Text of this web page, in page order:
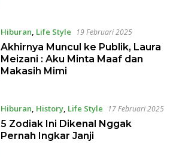
Hiburan, Life Style 19 Februari 2025
Akhirnya Muncul ke Publik, Laura
Meizani : Aku Minta Maaf dan
Makasih Mimi
Hiburan, History, Life Style 17 Februari 2025
5 Zodiak Ini Dikenal Nggak
Pernah Ingkar Janji